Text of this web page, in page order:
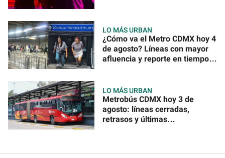
LO MÁS URBAN
¿Cómo va el Metro CDMX hoy 4
de agosto? Líneas con mayor
afluencia y reporte en tiempo
LO MÁS URBAN
Metrobús CDMX hoy 3 de
agosto: líneas cerradas,
retrasos y últimas